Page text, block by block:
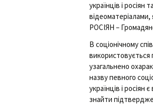
українців і
відеоматеріалами,
РОСІЯН –
В соціонічному
використовується
узагальнено
назву певного
українців і
знайти